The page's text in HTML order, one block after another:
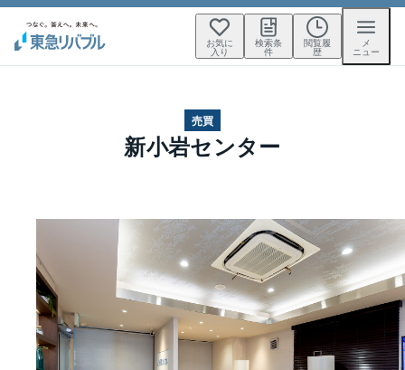
お気に
入り
検索条
件
閲覧履
歴
メ
ニュー
売買
新小岩センター